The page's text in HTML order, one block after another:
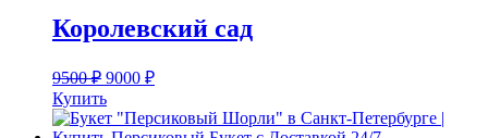
Королевский сад
9500₽ 9000 ₽
Купить